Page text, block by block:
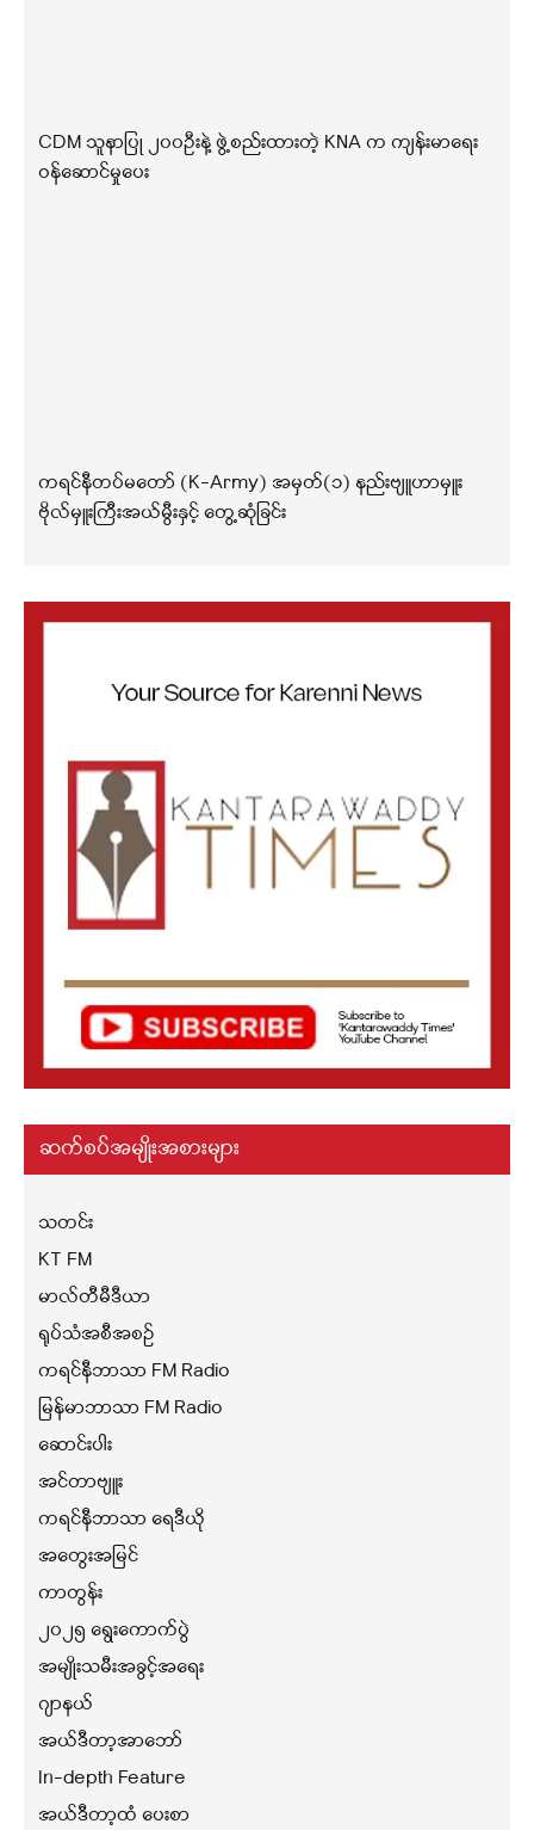
CDM သူနာပြု ၂၀၀ဦးနဲ့ ဖွဲ့စည်းထားတဲ့ KNA က ကျန်းမာရေး
ဝန်ဆောင်မှုပေး
ကရင်နီတပ်မတော် (K-Army) အမှတ်(၁) နည်းဗျူဟာမှူး
ဗိုလ်မှူးကြီးအယ်မွီးနှင့် တွေ့ဆုံခြင်း
ဆက်စပ်အမျိုးအစားများ
သတင်း
KT FM
မာလ်တီမီဒီယာ
ရုပ်သံအစီအစဉ်
ကရင်နီဘာသာ FM Radio
မြန်မာဘာသာ FM Radio
ဆောင်းပါး
အင်တာဗျူး
ကရင်နီဘာသာ ရေဒီယို
အတွေးအမြင်
ကာတွန်း
၂၀၂၅ ရွေးကောက်ပွဲ
အမျိုးသမီးအခွင့်အရေး
ဂျာနယ်
အယ်ဒီတာ့အာဘော်
In-depth Feature
အယ်ဒီတာ့ထံ ပေးစာ